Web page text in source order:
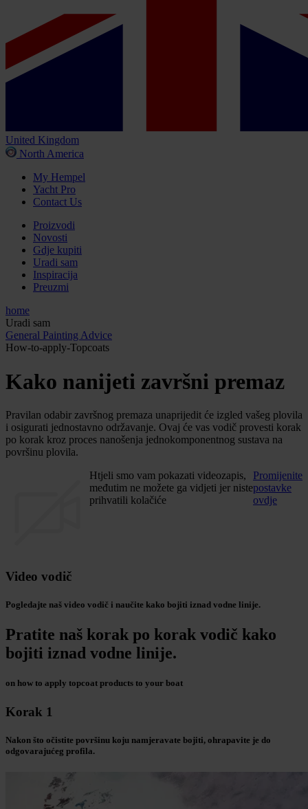
United Kingdom
North America
My Hempel
Yacht Pro
Contact Us
Proizvodi
Novosti
Gdje kupiti
Uradi sam
Inspiracija
Preuzmi
home
Uradi sam
General Painting Advice
How-to-apply-Topcoats
Kako nanijeti završni premaz
Pravilan odabir završnog premaza unaprijedit će izgled vašeg plovila
i osigurati jednostavno održavanje. Ovaj će vas vodič provesti korak
po korak kroz proces nanošenja jednokomponentnog sustava na
površinu plovila.
Htjeli smo vam pokazati videozapis,
međutim ne možete ga vidjeti jer niste
prihvatili kolačiće
Promijenite
postavke
ovdje
Video vodič
Pogledajte naš video vodič i naučite kako bojiti iznad vodne linije.
Pratite naš korak po korak vodič kako
bojiti iznad vodne linije.
on how to apply topcoat products to your boat
Korak 1
Nakon što očistite površinu koju namjeravate bojiti, ohrapavite je do
odgovarajućeg profila.